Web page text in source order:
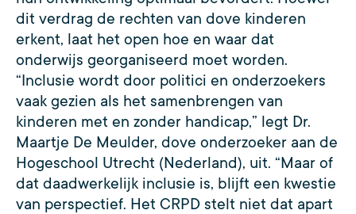
dit verdrag de rechten van dove kinderen
erkent, laat het open hoe en waar dat
onderwijs georganiseerd moet worden.
“Inclusie wordt door politici en onderzoekers
vaak gezien als het samenbrengen van
kinderen met en zonder handicap,” legt Dr.
Maartje De Meulder, dove onderzoeker aan de
Hogeschool Utrecht (Nederland), uit. “Maar of
dat daadwerkelijk inclusie is, blijft een kwestie
van perspectief. Het CRPD stelt niet dat apart